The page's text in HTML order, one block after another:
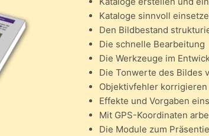
Kataloge sinnvoll
Den Bildbestand
Die schnelle Bearbeitung
Die Werkzeuge im
Die Tonwerte des Bildes
Objektivfehler korrigieren
Effekte und Vorgaben
Mit GPS-Koordinaten
Die Module zum